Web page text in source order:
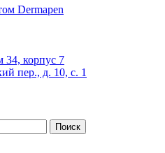
Dermapen
34, корпус 7
пер., д. 10, с. 1